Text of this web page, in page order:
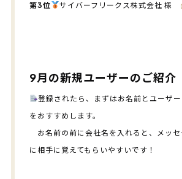
第3位
サイバーフリークス株式会社 様
9月の新規ユーザーのご紹介
登録されたら、まずはお名前とユーザ
をおすすめします。
お名前の前に会社名を入れると、メッ
に相手に覚えてもらいやすいです！